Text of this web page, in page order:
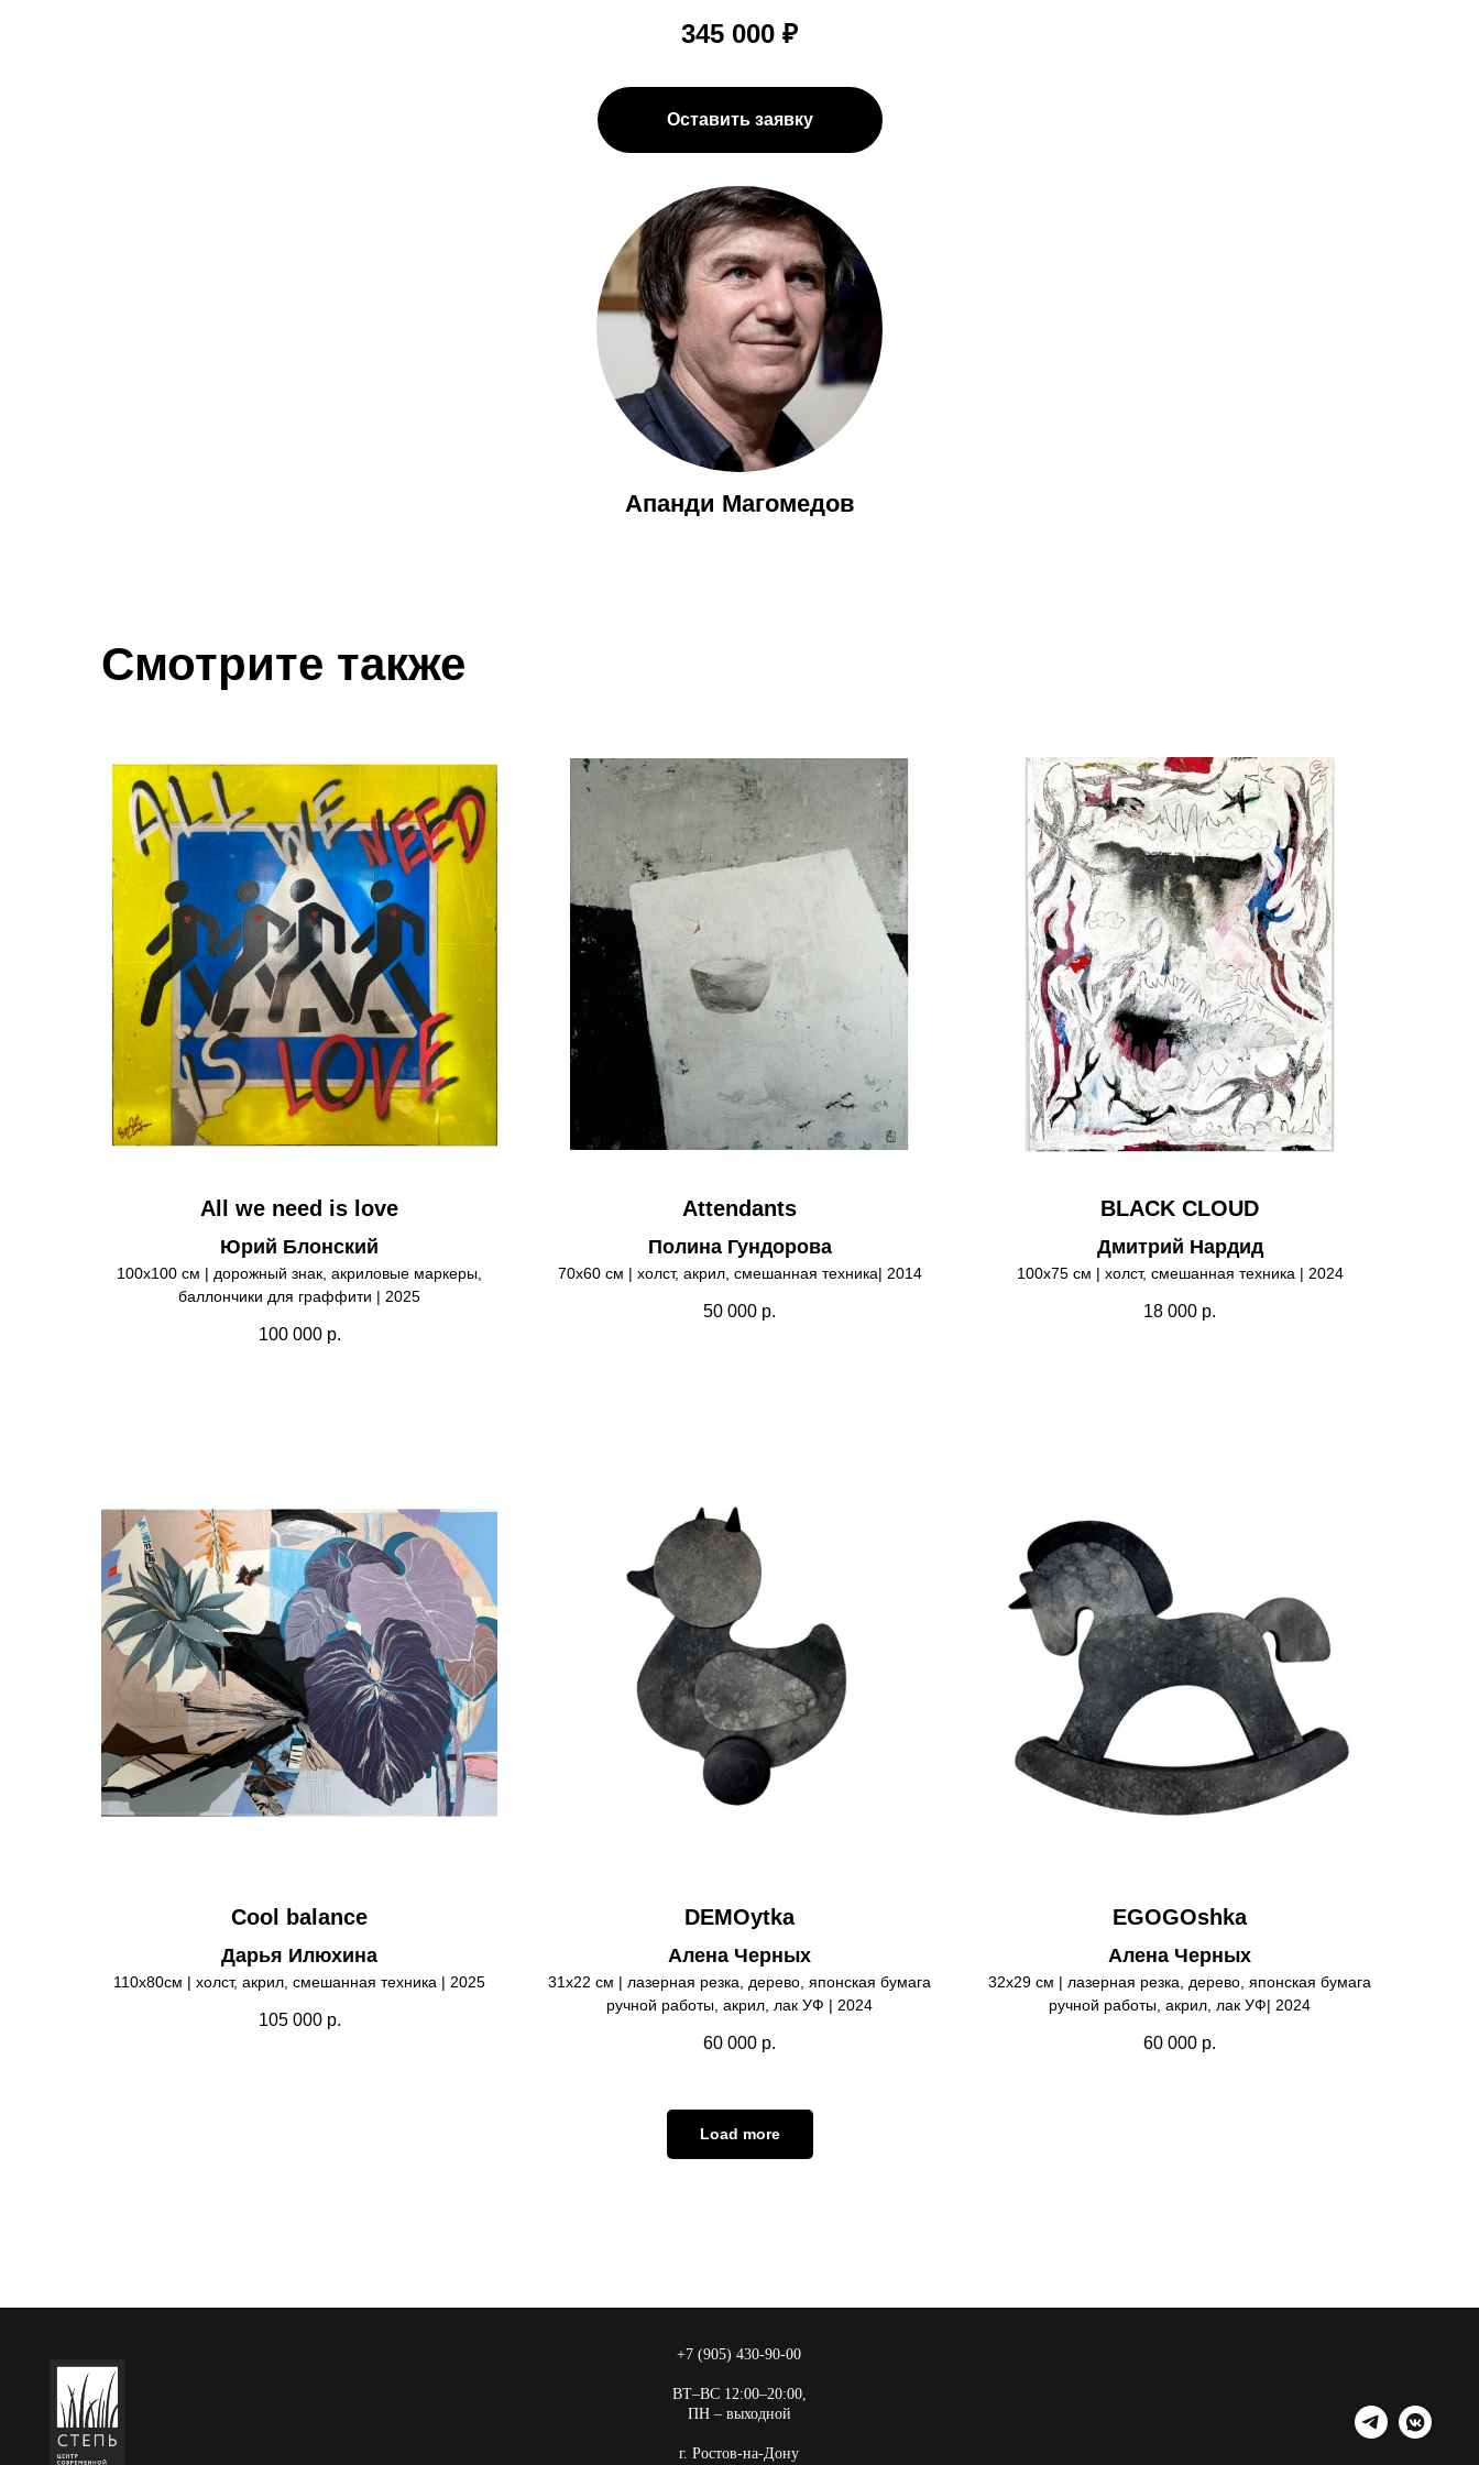
345 000 ₽
Оставить заявку
Апанди Магомедов
Смотрите также
All we need is love
Юрий Блонский
100х100 см | дорожный знак, акриловые маркеры,
баллончики для граффити | 2025
100 000 р.
Attendants
Полина Гундорова
70х60 см | холст, акрил, смешанная техника| 2014
50 000 р.
BLACK CLOUD
Дмитрий Нардид
100х75 см | холст, смешанная техника | 2024
18 000 р.
Cool balance
Дарья Илюхина
110х80см | холст, акрил, смешанная техника | 2025
105 000 р.
DEMOytka
Алена Черных
31х22 см | лазерная резка, дерево, японская бумага
ручной работы, акрил, лак УФ | 2024
60 000 р.
EGOGOshka
Алена Черных
32х29 см | лазерная резка, дерево, японская бумага
ручной работы, акрил, лак УФ| 2024
60 000 р.
Load more
+7 (905) 430-90-00
ВТ–ВС 12:00–20:00,
ПН – выходной
г. Ростов-на-Дону